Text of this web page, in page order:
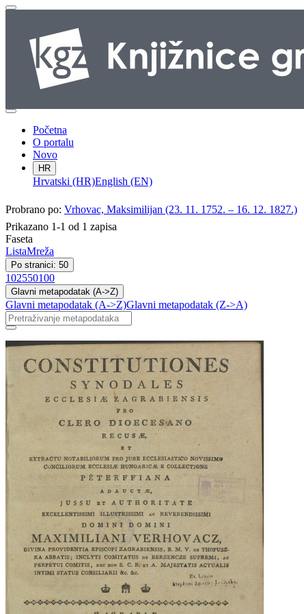
Početna
O portalu
Novo
HR
Hrvatski (HR)English (EN)
Probrano po: Vrhovac, Maksimilijan (23. 11. 1752. – 16. 12. 1827.)
Prikazano 1-1 od 1 zapisa
Faseta
ListaMreža
Po stranici: 50
102550100
Glavni metapodatak (A->Z)
Glavni metapodatak (A->Z)Glavni metapodatak (Z->A)